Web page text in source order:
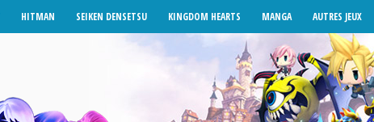
HITMAN SEIKEN DENSETSU KINGDOM HEARTS MANGA AUTRES JEUX